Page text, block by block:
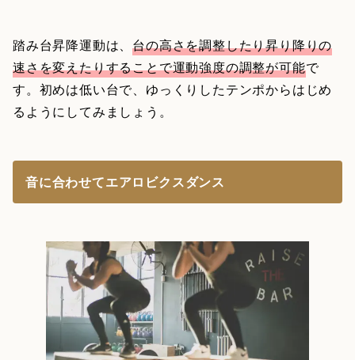
踏み台昇降運動は、台の高さを調整したり昇り降りの
速さを変えたりすることで運動強度の調整が可能で
す。初めは低い台で、ゆっくりしたテンポからはじめ
るようにしてみましょう。
音に合わせてエアロビクスダンス